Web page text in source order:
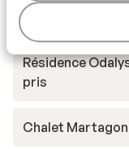
Résidence
Résidence
pris
Chalet Martagon